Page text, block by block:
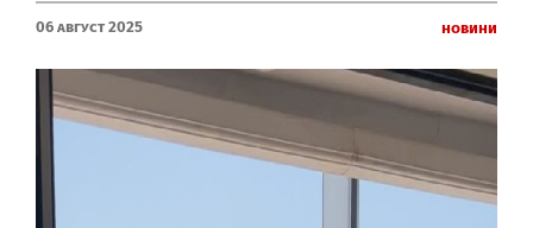
06 Август 2025 Новини